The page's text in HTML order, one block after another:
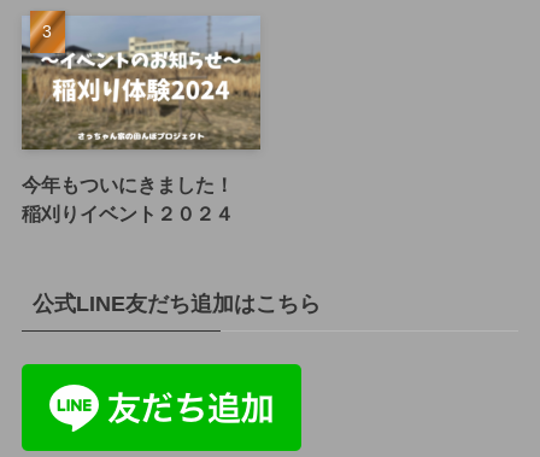
今年もついにきました！
稲刈りイベント２０２４
公式LINE友だち追加はこちら